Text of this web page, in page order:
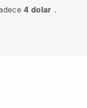
4 dolar .